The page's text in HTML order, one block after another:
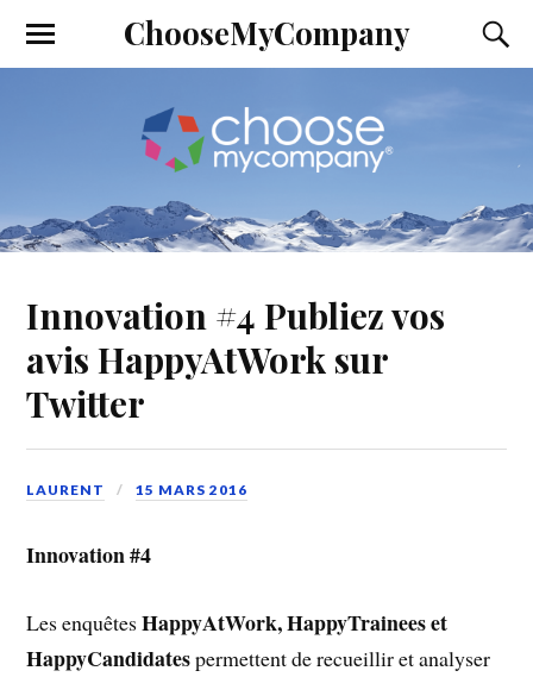
ChooseMyCompany
Innovation #4 Publiez vos
avis HappyAtWork sur
Twitter
LAURENT 15 MARS 2016
Innovation #4
Les enquêtesHappyAtWork, HappyTrainees et
HappyCandidatespermettent de recueillir et analyser